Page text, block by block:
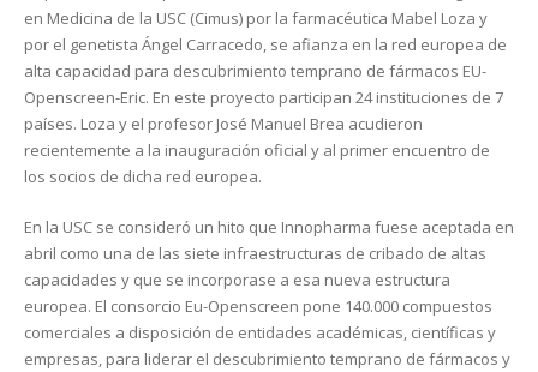
en Medicina de la USC (Cimus) por la farmacéutica Mabel Loza y
por el genetista Ángel Carracedo, se afianza en la red europea de
alta capacidad para descubrimiento temprano de fármacos EU-
Openscreen-Eric. En este proyecto participan 24 instituciones de 7
países. Loza y el profesor José Manuel Brea acudieron
recientemente a la inauguración oficial y al primer encuentro de
los socios de dicha red europea.
En la USC se consideró un hito que Innopharma fuese aceptada en
abril como una de las siete infraestructuras de cribado de altas
capacidades y que se incorporase a esa nueva estructura
europea. El consorcio Eu-Openscreen pone 140.000 compuestos
comerciales a disposición de entidades académicas, científicas y
empresas, para liderar el descubrimiento temprano de fármacos y